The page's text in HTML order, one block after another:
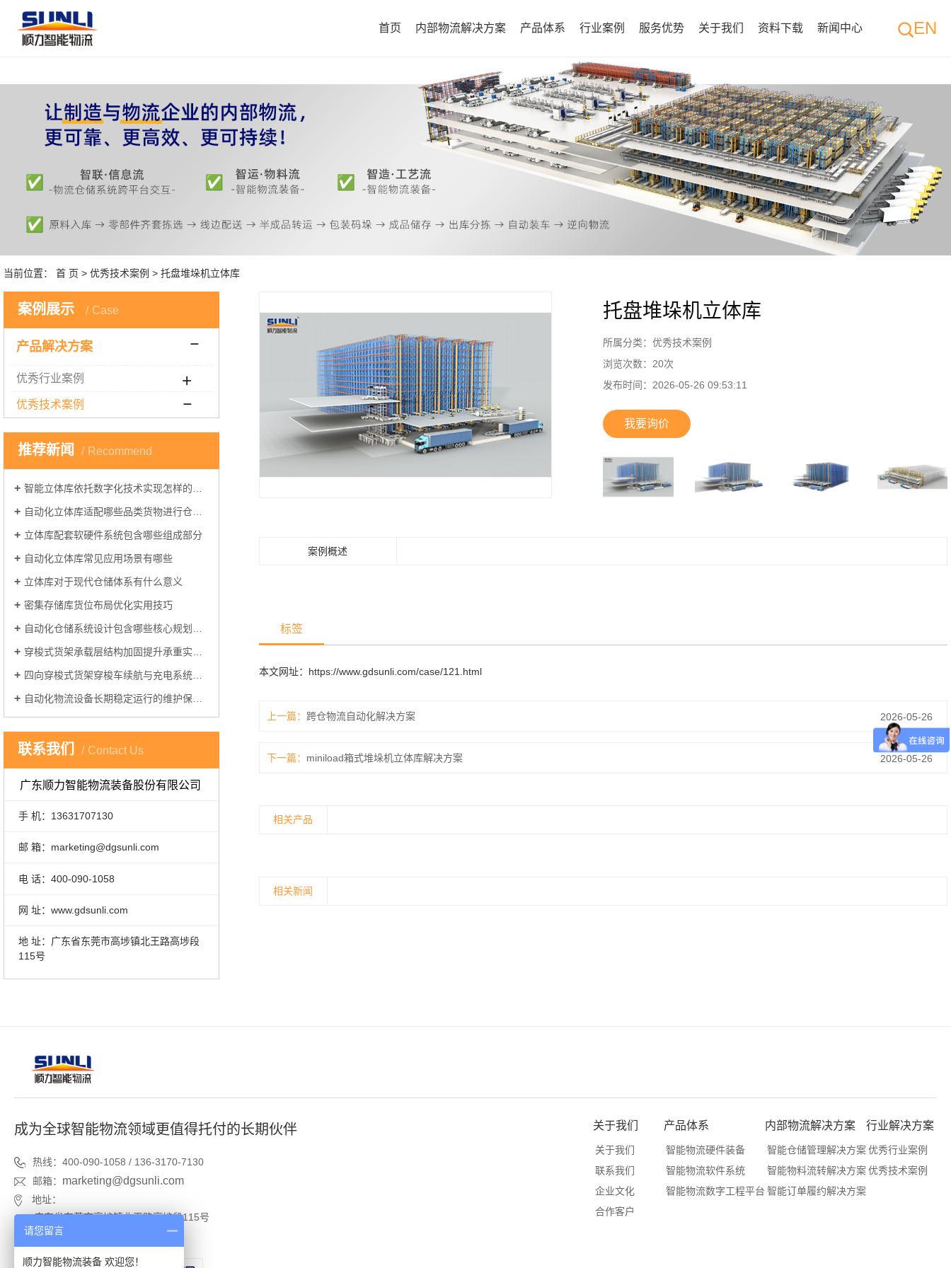
首页 内部物流解决方案 产品体系 行业案例 服务优势 关于我们 资料下载 新闻中心 EN
当前位置： 首 页 > 优秀技术案例 > 托盘堆垛机立体库
案例展示 Case
产品解决方案
优秀行业案例
优秀技术案例
推荐新闻 Recommend
智能立体库依托数字化技术实现怎样的仓储管理
自动化立体库适配哪些品类货物进行仓储管理
立体库配套软硬件系统包含哪些组成部分
自动化立体库常见应用场景有哪些
立体库对于现代仓储体系有什么意义
密集存储库货位布局优化实用技巧
自动化仓储系统设计包含哪些核心规划环节
穿梭式货架承载层结构加固提升承重实操方案
四向穿梭式货架穿梭车续航与充电系统优化方案
自动化物流设备长期稳定运行的维护保养关键要点
联系我们 Contact Us
广东顺力智能物流装备股份有限公司
手 机：13631707130
邮 箱：marketing@dgsunli.com
电 话：400-090-1058
网 址：www.gdsunli.com
地 址：广东省东莞市高埗镇北王路高埗段
115号
托盘堆垛机立体库
所属分类：优秀技术案例
浏览次数： 20次
发布时间： 2026-05-26 09:53:11
我要询价
案例概述
标签
本文网址： https://www.gdsunli.com/case/121.html
上一篇： 跨仓物流自动化解决方案 2026-05-26
下一篇： miniload箱式堆垛机立体库解决方案 2026-05-26
相关产品
相关新闻
成为全球智能物流领域更值得托付的长期伙伴
热线：400-090-1058 / 136-3170-7130
邮箱： marketing@dgsunli.com
地址：
广东省东莞市高埗镇北王路高埗段115号
广东省东莞市高埗镇塘厦村工业区
关于我们
关于我们
联系我们
企业文化
合作客户
产品体系
智能物流硬件装备
智能物流软件系统
智能物流数字工程平台
内部物流解决方案
智能仓储管理解决方案
智能物料流转解决方案
智能订单履约解决方案
行业解决方案
优秀行业案例
优秀技术案例
请您留言
顺力智能物流装备 欢迎您！